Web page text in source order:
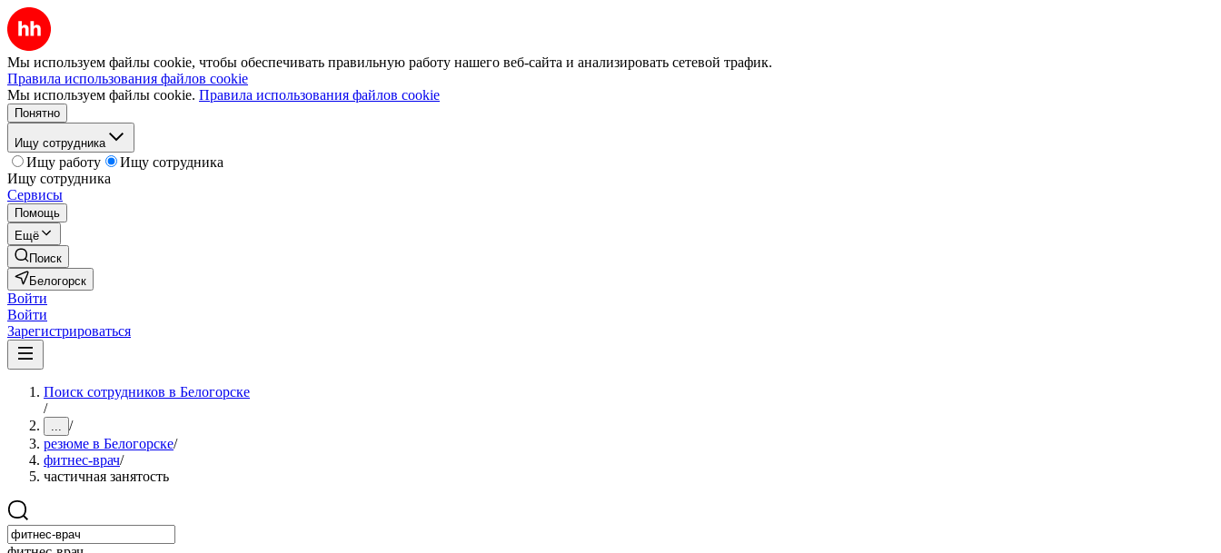
Мы используем файлы cookie, чтобы обеспечивать правильную работу нашего веб-сайта и анализировать сетевой трафик.
Правила использования файлов cookie
Мы используем файлы cookie. Правила использования файлов cookie
Понятно
Ищу сотрудника
Ищу работу
Ищу сотрудника
Ищу сотрудника
Сервисы
Помощь
Ещё
Поиск
Белогорск
Войти
Войти
Зарегистрироваться
Поиск сотрудников в Белогорске
/
... /
резюме в Белогорске/
фитнес-врач/
частичная занятость